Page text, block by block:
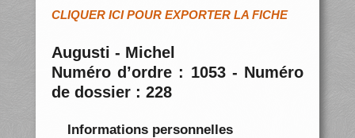
CLIQUER ICI POUR EXPORTER LA FICHE
Augusti - Michel
Numéro d’ordre : 1053 - Numéro
de dossier : 228
Informations personnelles